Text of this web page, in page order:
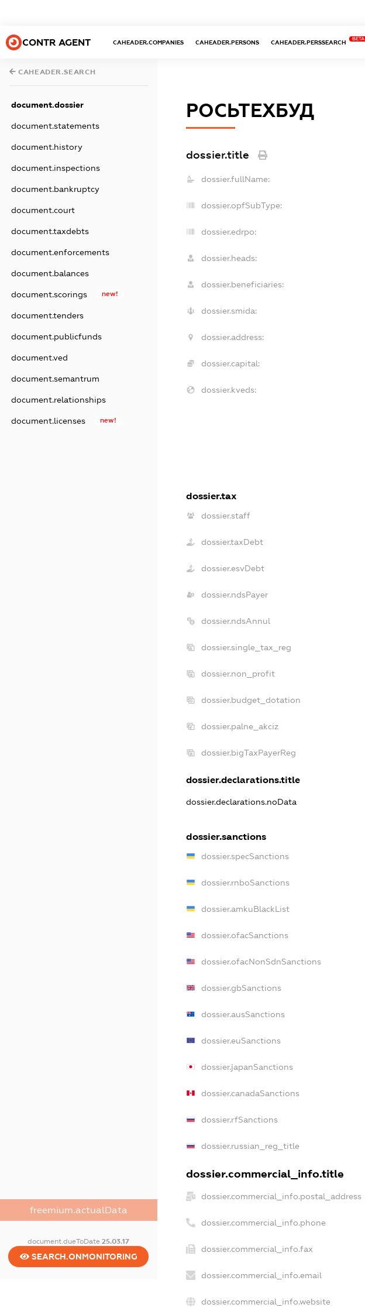
CONTR AGENT CAHEADER.COMPANIES CAHEADER.PERSONS CAHEADER.PERSSEARCH
BETA
CAHEADER.SEARCH
document.dossier
document.statements
document.history
document.inspections
document.bankruptcy
document.court
document.taxdebts
document.enforcements
document.balances
document.scorings new!
document.tenders
document.publicfunds
document.ved
document.semantrum
document.relationships
document.licenses new!
freemium.actualData
document.dueToDate25.03.17
SEARCH.ONMONITORING
РОСЬТЕХБУД
dossier.title
dossier.fullName:
dossier.opfSubType:
dossier.edrpo:
dossier.heads:
dossier.beneficiaries:
dossier.smida:
dossier.address:
dossier.capital:
dossier.kveds:
dossier.tax
dossier.staff
dossier.taxDebt
dossier.esvDebt
dossier.ndsPayer
dossier.ndsAnnul
dossier.single_tax_reg
dossier.non_profit
dossier.budget_dotation
dossier.palne_akciz
dossier.bigTaxPayerReg
dossier.declarations.title
dossier.declarations.noData
dossier.sanctions
dossier.specSanctions
dossier.rnboSanctions
dossier.amkuBlackList
dossier.ofacSanctions
dossier.ofacNonSdnSanctions
dossier.gbSanctions
dossier.ausSanctions
dossier.euSanctions
dossier.japanSanctions
dossier.canadaSanctions
dossier.rfSanctions
dossier.russian_reg_title
dossier.commercial_info.title
dossier.commercial_info.postal_address
dossier.commercial_info.phone
dossier.commercial_info.fax
dossier.commercial_info.email
dossier.commercial_info.website